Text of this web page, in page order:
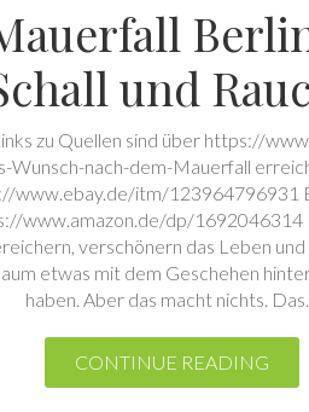
und
zu Quellen sind über https://
Wunsch-nach-dem-Mauerfall
www.ebay.de/itm/123964796931
www.amazon.de/dp/1692046314
verschönern das Leben
etwas mit dem Geschehen
haben. Aber das macht nichts. Das…
CONTINUE READING